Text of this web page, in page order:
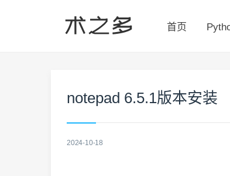
首页
notepad 6.5.1版本安装
2024-10-18